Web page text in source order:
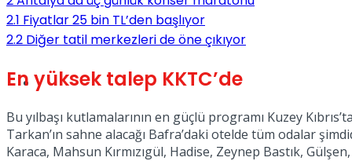
Müzik
View All Result
2.1 Fiyatlar 25 bin TL’den başlıyor
2.2 Diğer tatil merkezleri de öne çıkıyor
En yüksek talep KKTC’de
Bu yılbaşı kutlamalarının en güçlü programı Kuzey
Tarkan’ın sahne alacağı Bafra’daki otelde tüm odalar
Karaca, Mahsun Kırmızıgül, Hadise, Zeynep Bastık,